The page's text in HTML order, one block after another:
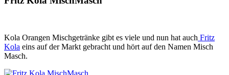
Kola Orangen Mischgetränke gibt es viele und nun hat auch Fritz
Kola eins auf der Markt gebracht und hört auf den Namen Misch
Masch.